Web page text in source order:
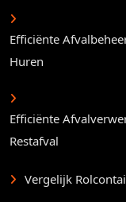
Efficiënte
Huren
Efficiënte
Restafval
Vergelijk